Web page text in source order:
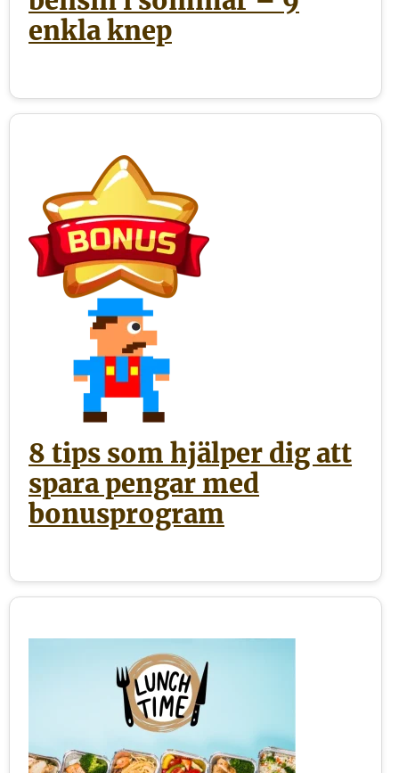
enkla knep
8 tips som hjälper dig att
spara pengar med
bonusprogram